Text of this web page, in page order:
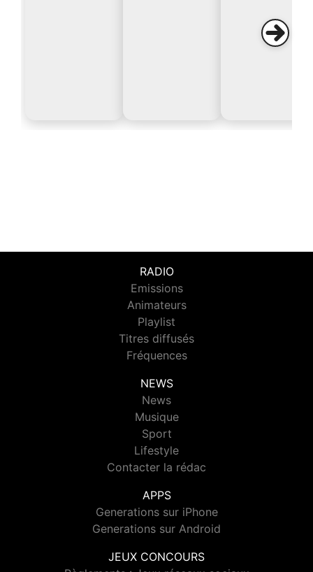
RADIO
Emissions
Animateurs
Playlist
Titres diffusés
Fréquences
NEWS
News
Musique
Sport
Lifestyle
Contacter la rédac
APPS
Generations sur iPhone
Generations sur Android
JEUX CONCOURS